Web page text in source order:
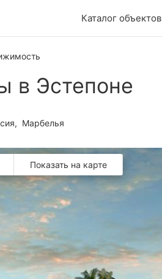
Каталог объектов
в Эстепоне
Марбелья
Показать на карте